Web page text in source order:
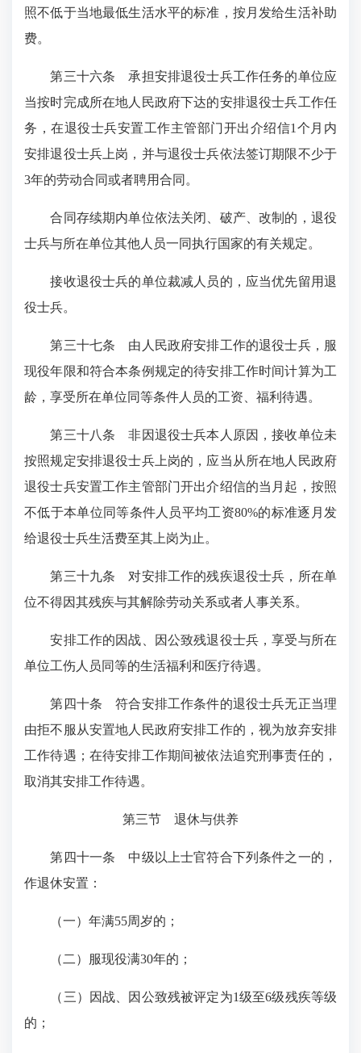
照不低于当地最低生活水平的标准，按月发给生活补助
费。
第三十六条 承担安排退役士兵工作任务的单位应
当按时完成所在地人民政府下达的安排退役士兵工作任
务，在退役士兵安置工作主管部门开出介绍信1个月内
安排退役士兵上岗，并与退役士兵依法签订期限不少于
3年的劳动合同或者聘用合同。
合同存续期内单位依法关闭、破产、改制的，退役
士兵与所在单位其他人员一同执行国家的有关规定。
接收退役士兵的单位裁减人员的，应当优先留用退
役士兵。
第三十七条 由人民政府安排工作的退役士兵，服
现役年限和符合本条例规定的待安排工作时间计算为工
龄，享受所在单位同等条件人员的工资、福利待遇。
第三十八条非因退役士兵本人原因，接收单位未
按照规定安排退役士兵上岗的，应当从所在地人民政府
退役士兵安置工作主管部门开出介绍信的当月起，按照
不低于本单位同等条件人员平均工资80%的标准逐月发
给退役士兵生活费至其上岗为止。
第三十九条 对安排工作的残疾退役士兵，所在单
位不得因其残疾与其解除劳动关系或者人事关系。
安排工作的因战、因公致残退役士兵，享受与所在
单位工伤人员同等的生活福利和医疗待遇。
第四十条符合安排工作条件的退役士兵无正当理
由拒不服从安置地人民政府安排工作的，视为放弃安排
工作待遇；在待安排工作期间被依法追究刑事责任的，
取消其安排工作待遇。
第三节 退休与供养
第四十一条 中级以上士官符合下列条件之一的，
作退休安置：
（一）年满55周岁的；
（二）服现役满30年的；
（三）因战、因公致残被评定为1级至6级残疾等级
的；